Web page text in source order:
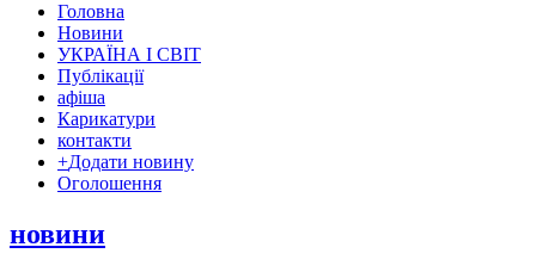
Головна
Новини
УКРАЇНА І СВІТ
Публікації
афіша
Карикатури
контакти
+Додати новину
Оголошення
новини